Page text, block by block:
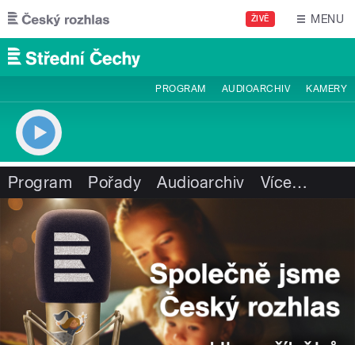
Přejít k hlavnímu obsahu
ŽIVĚ MENU
PROGRAM AUDIOARCHIV KAMERY
Program Pořady Audioarchiv Více…